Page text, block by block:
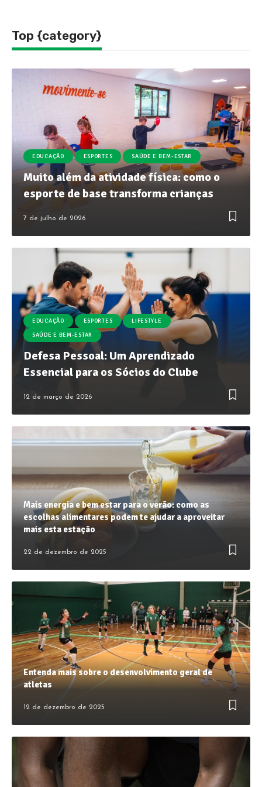
Top {category}
EDUCAÇÃO ESPORTES SAÚDE E BEM-ESTAR
Muito além da atividade física: como o
esporte de base transforma crianças
7 de julho de 2026
EDUCAÇÃO ESPORTES
LIFESTYLE
SAÚDE E BEM-ESTAR
Defesa Pessoal: Um Aprendizado
Essencial para os Sócios do Clube
12 de março de 2026
Mais energia e bem estar para o verão: como as
escolhas alimentares podem te ajudar a aproveitar
mais esta estação
22 de dezembro de 2025
Entenda mais sobre o desenvolvimento geral de
atletas
12 de dezembro de 2025